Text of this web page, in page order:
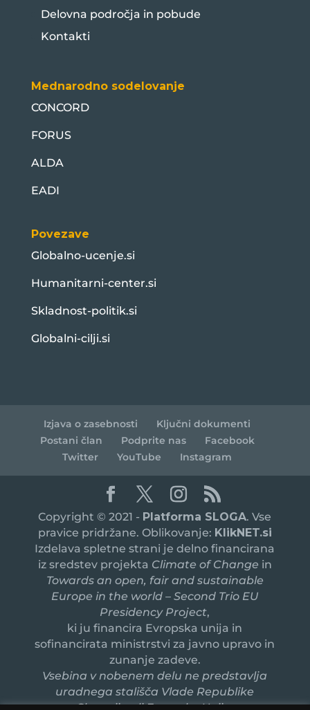
Delovna področja in pobude
Kontakti
Mednarodno sodelovanje
CONCORD
FORUS
ALDA
EADI
Povezave
Globalno-ucenje.si
Humanitarni-center.si
Skladnost-politik.si
Globalni-cilji.si
Izjava o zasebnosti
Ključni dokumenti
Postani član
Podprite nas
Facebook
Twitter
YouTube Instagram
Copyright © 2021 - Platforma SLOGA. Vse
pravice pridržane. Oblikovanje: KlikNET.si
Izdelava spletne strani je delno financirana
iz sredstev projekta Climate of Change in
Towards an open, fair and sustainable
Europe in the world – Second Trio EU
Presidency Project,
ki ju financira Evropska unija in
sofinancirata ministrstvi za javno upravo in
zunanje zadeve.
Vsebina v nobenem delu ne predstavlja
uradnega stališča Vlade Republike